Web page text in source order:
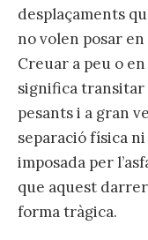
desplaçaments
no volen posar
Creuar a peu o
significa transitar
pesants i a gran
separació física
imposada per
que aquest
forma tràgica.